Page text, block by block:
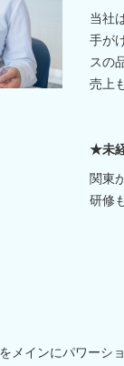
当社
手が
スの
売上
★未
関東
研修
メインにパワーシ